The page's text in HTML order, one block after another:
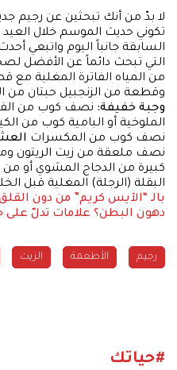
لا بدّ من أنك تبحثين عن رجيم
تكوني حديث الموسم خلال
السابقة جانباً اليوم واتبعي
التي تبحث دائماً عن الأفضل
من المياه الفاترة المغلية
وقطعة من الزنجبيل حبتان من
وجبة خفيفة: نصف كوب من
الملوخية أو البامية كوب من
نصف كوب من المكسرات
نصف ملعقة من زيت الريتون
كبيرة من الدجاج المشوي أو
البقلة (الرجلة) المغلية قبل
بالـ “الآيس كريم” من دون
دهون البطن؟ علامات تدلّ على
رجيم الأطعمة الزيت
#حياتك